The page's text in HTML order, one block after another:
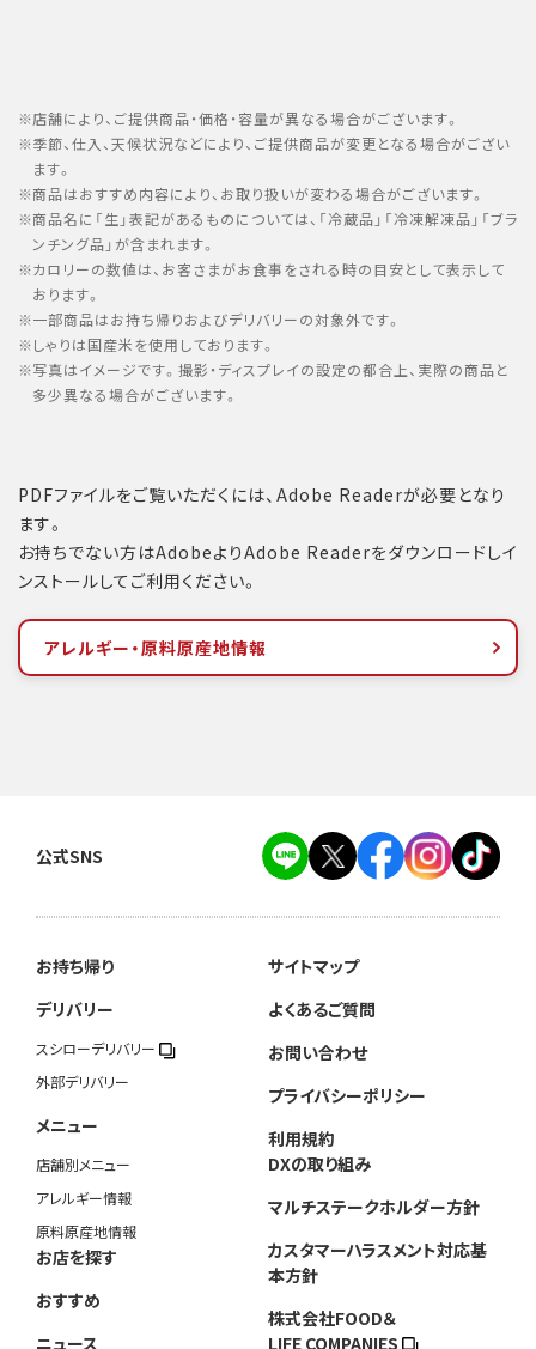
店舗により、ご提供商品・価格・容量が異なる場合がございます。
季節、仕入、天候状況などにより、ご提供商品が変更となる場合がござい
ます。
商品はおすすめ内容により、お取り扱いが変わる場合がございます。
商品名に「生」表記があるものについては、「冷蔵品」「冷凍解凍品」「ブラ
ンチング品」が含まれます。
カロリーの数値は、お客さまがお食事をされる時の目安として表示して
おります。
一部商品はお持ち帰りおよびデリバリーの対象外です。
しゃりは国産米を使用しております。
写真はイメージです。撮影・ディスプレイの設定の都合上、実際の商品と
多少異なる場合がございます。
PDFファイルをご覧いただくには、Adobe Readerが必要となり
ます。
お持ちでない方はAdobeよりAdobe Readerをダウンロードしイ
ンストールしてご利用ください。
アレルギー・原料原産地情報
公式SNS
お持ち帰り
デリバリー
スシローデリバリー
外部デリバリー
メニュー
店舗別メニュー
アレルギー情報
原料原産地情報
お店を探す
おすすめ
ニュース
サイトマップ
よくあるご質問
お問い合わせ
プライバシーポリシー
利用規約
DXの取り組み
マルチステークホルダー方針
カスタマーハラスメント対応基
本方針
株式会社FOOD＆
LIFE COMPANIES